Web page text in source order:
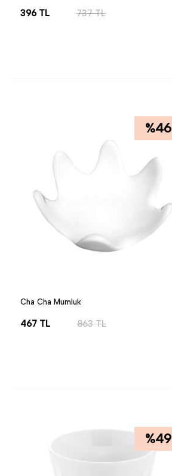
396 TL 737TL
%46
Cha Cha Mumluk
467 TL 863TL
%49